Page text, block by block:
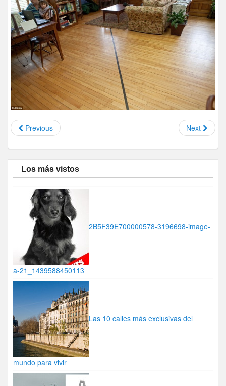
Previous Next
Los más vistos
2B5F39E700000578-3196698-image-
a-21_1439588450113
Las 10 calles más exclusivas del
mundo para vivir